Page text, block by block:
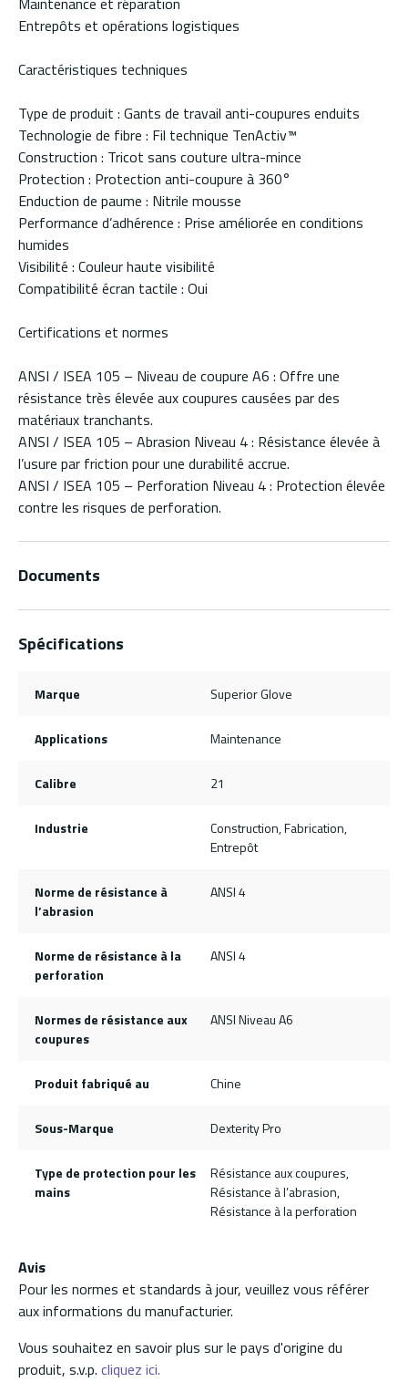
Entrepôts et opérations logistiques
Caractéristiques techniques
Type de produit : Gants de travail anti-coupures enduits
Technologie de fibre : Fil technique TenActiv™
Construction : Tricot sans couture ultra-mince
Protection : Protection anti-coupure à 360°
Enduction de paume : Nitrile mousse
Performance d’adhérence : Prise améliorée en conditions
humides
Visibilité : Couleur haute visibilité
Compatibilité écran tactile : Oui
Certifications et normes
ANSI / ISEA 105 – Niveau de coupure A6 : Offre une
résistance très élevée aux coupures causées par des
matériaux tranchants.
ANSI / ISEA 105 – Abrasion Niveau 4 : Résistance élevée à
l’usure par friction pour une durabilité accrue.
ANSI / ISEA 105 – Perforation Niveau 4 : Protection élevée
contre les risques de perforation.
Documents
Spécifications
Marque Superior Glove
Applications Maintenance
Calibre 21
Industrie
Construction, Fabrication,
Entrepôt
Norme de résistance à
l’abrasion
ANSI 4
Norme de résistance à la
perforation
ANSI 4
Normes de résistance aux
coupures
ANSI Niveau A6
Produit fabriqué au Chine
Sous-Marque Dexterity Pro
Type de protection pour les
mains
Résistance aux coupures,
Résistance à l’abrasion,
Résistance à la perforation
Avis
Pour les normes et standards à jour, veuillez vous référer
aux informations du manufacturier.
Vous souhaitez en savoir plus sur le pays d'origine du
produit, s.v.p. cliquez ici.